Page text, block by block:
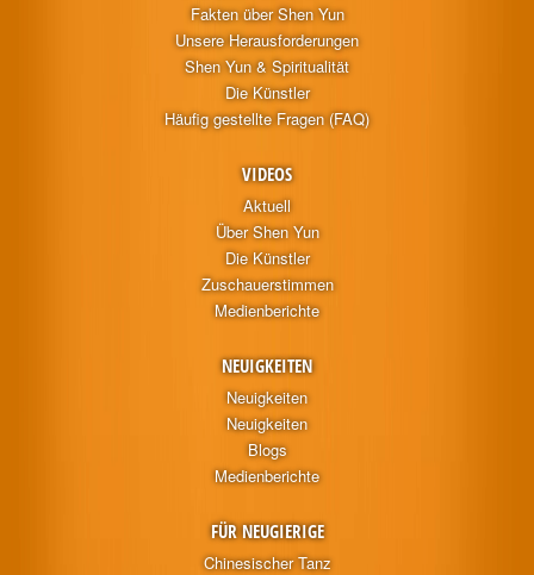
Fakten über Shen Yun
Unsere Herausforderungen
Shen Yun & Spiritualität
Die Künstler
Häufig gestellte Fragen (FAQ)
VIDEOS
Aktuell
Über Shen Yun
Die Künstler
Zuschauerstimmen
Medienberichte
NEUIGKEITEN
Neuigkeiten
Neuigkeiten
Blogs
Medienberichte
FÜR NEUGIERIGE
Chinesischer Tanz